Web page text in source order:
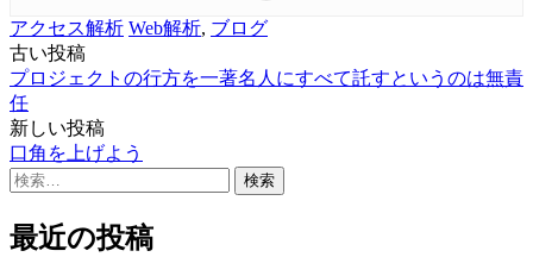
アクセス解析 Web解析, ブログ
投
稿
ナ
ビ
ー
古い投稿
プロジェクトの行方を一著名人にすべて託すというのは無責
任
新しい投稿
口角を上げよう
検
最近の投稿